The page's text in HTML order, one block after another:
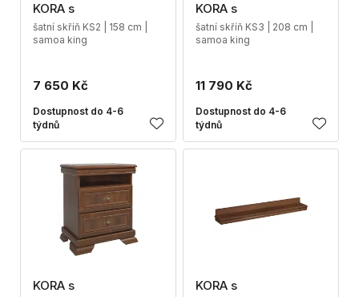
KORA s
šatní skříň KS2 | 158 cm |
samoa king
7 650 Kč
Dostupnost do 4-6
týdnů
KORA s
šatní skříň KS3 | 208 cm |
samoa king
11 790 Kč
Dostupnost do 4-6
týdnů
KORA s KORA s